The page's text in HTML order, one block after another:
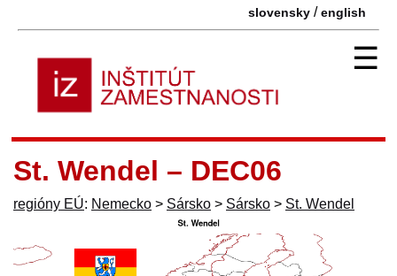
slovensky /english
☰
St. Wendel – DEC06
regióny EÚ: Nemecko > Sársko > Sársko > St. Wendel